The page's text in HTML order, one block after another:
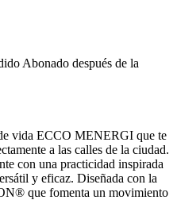
Abonado después de la
vida ECCO MENERGI que te
a las calles de la ciudad.
con una practicidad inspirada
y eficaz. Diseñada con la
que fomenta un movimiento